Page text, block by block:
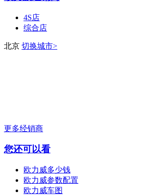
4S店
综合店
北京 切换城市>
更多经销商
您还可以看
欧力威多少钱
欧力威参数配置
欧力威车图